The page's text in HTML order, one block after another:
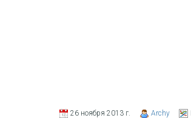
26 ноября 2013 г. Archy